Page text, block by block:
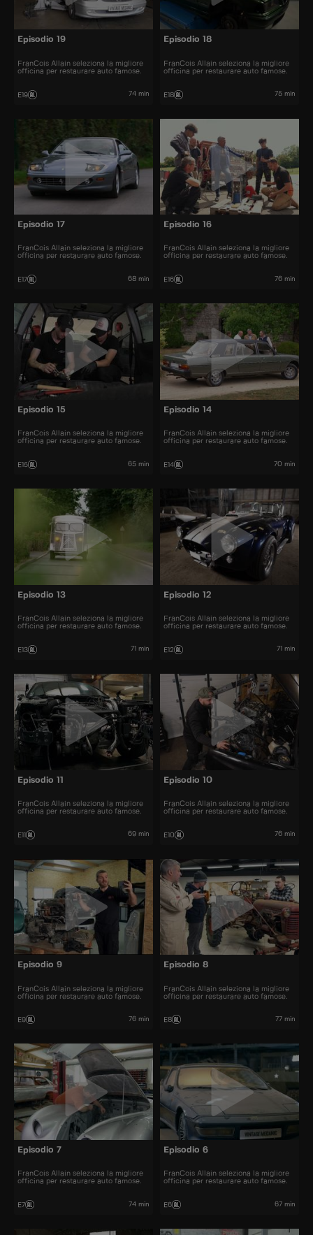
Episodio 19
FranCois Allain seleziona la migliore
officina per restaurare auto famose.
E19 74 min
Episodio 18
FranCois Allain seleziona la migliore
officina per restaurare auto famose.
E18 75 min
Episodio 17
FranCois Allain seleziona la migliore
officina per restaurare auto famose.
E17 68 min
Episodio 16
FranCois Allain seleziona la migliore
officina per restaurare auto famose.
E16 76 min
Episodio 15
FranCois Allain seleziona la migliore
officina per restaurare auto famose.
E15 65 min
Episodio 14
FranCois Allain seleziona la migliore
officina per restaurare auto famose.
E14 70 min
Episodio 13
FranCois Allain seleziona la migliore
officina per restaurare auto famose.
E13 71 min
Episodio 12
FranCois Allain seleziona la migliore
officina per restaurare auto famose.
E12 71 min
Episodio 11
FranCois Allain seleziona la migliore
officina per restaurare auto famose.
E11 69 min
Episodio 10
FranCois Allain seleziona la migliore
officina per restaurare auto famose.
E10 76 min
Episodio 9
FranCois Allain seleziona la migliore
officina per restaurare auto famose.
E9 76 min
Episodio 8
FranCois Allain seleziona la migliore
officina per restaurare auto famose.
E8 77 min
Episodio 7
FranCois Allain seleziona la migliore
officina per restaurare auto famose.
E7 74 min
Episodio 6
FranCois Allain seleziona la migliore
officina per restaurare auto famose.
E6 67 min